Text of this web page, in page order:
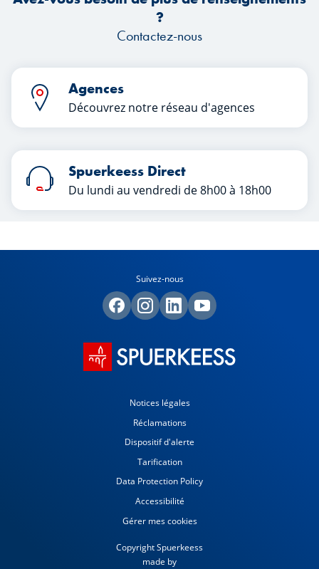
?
Contactez-nous
Agences
Découvrez notre réseau d'agences
Spuerkeess Direct
Du lundi au vendredi de 8h00 à 18h00
Suivez-nous
Notices légales
Réclamations
Dispositif d'alerte
Tarification
Data Protection Policy
Accessibilité
Gérer mes cookies
Copyright Spuerkeess
made by